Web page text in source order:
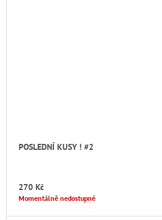
POSLEDNÍ KUSY ! #2
270 Kč
Momentálně nedostupné